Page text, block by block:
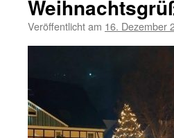
Veröffentlicht am 16. Dezember